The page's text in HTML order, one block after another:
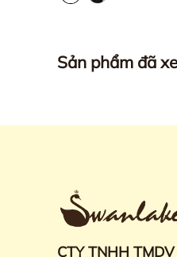
Sản phẩm đã
CTY TNHH